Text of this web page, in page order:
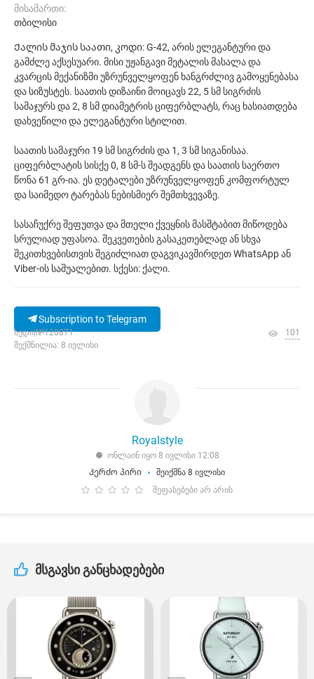
მისამართი:
თბილისი
Ქალის მაჯის საათი, კოდი: G-42, არის ელეგანტური და
გამძლე აქსესუარი. მისი უჟანგავი მეტალის მასალა და
კვარცის მექანიზმი უზრუნველყოფენ ხანგრძლივ გამოყენებასა
და სიზუსტეს. საათის დიზაინი მოიცავს 22, 5 სმ სიგრძის
სამაჯურს და 2, 8 სმ დიამეტრის ციფერბლატს, რაც ხასიათდება
დახვეწილი და ელეგანტური სტილით.
საათის სამაჯური 19 სმ სიგრძის და 1, 3 სმ სიგანისაა.
ციფერბლატის სისქე 0, 8 სმ-ს შეადგენს და საათის საერთო
წონა 61 გრ-ია. ეს დეტალები უზრუნველყოფენ კომფორტულ
და საიმედო ტარებას ნებისმიერ შემთხვევაზე.
სასაჩუქრე შეფუთვა და მთელი ქვეყნის მასშტაბით მიწოდება
სრულიად უფასოა. შეკვეთების გასაკეთებლად ან სხვა
შეკითხვებისთვის შეგიძლიათ დაგვიკავშირდეთ WhatsApp ან
Viber-ის საშუალებით. სქესი: ქალი.
Subscription to Telegram
ხედი|№120871
შექმნილია: 8 ივლისი
101
Royalstyle
ონლაინ იყო 8 ივლისი 12:08
Კერძო პირი
შეიქმნა 8 ივლისი
შეფასებები არ არის
მსგავსი განცხადებები